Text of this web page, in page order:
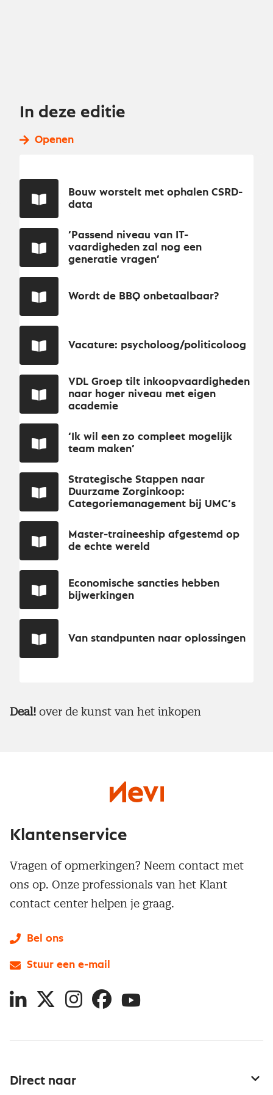
In deze editie
Openen
Bouw worstelt met ophalen CSRD-
data
‘Passend niveau van IT-
vaardigheden zal nog een
generatie vragen’
Wordt de BBQ onbetaalbaar?
Vacature: psycholoog/politicoloog
VDL Groep tilt inkoopvaardigheden
naar hoger niveau met eigen
academie
‘Ik wil een zo compleet mogelijk
team maken’
Strategische Stappen naar
Duurzame Zorginkoop:
Categoriemanagement bij UMC’s
Master-traineeship afgestemd op
de echte wereld
Economische sancties hebben
bijwerkingen
Van standpunten naar oplossingen
Deal! over de kunst van het inkopen
Direct naar
Klantenservice
Vragen of opmerkingen? Neem contact met
ons op. Onze professionals van het Klant
contact center helpen je graag.
Bel ons
Stuur een e-mail
LinkedIn
X InstagramFacebookYouTube